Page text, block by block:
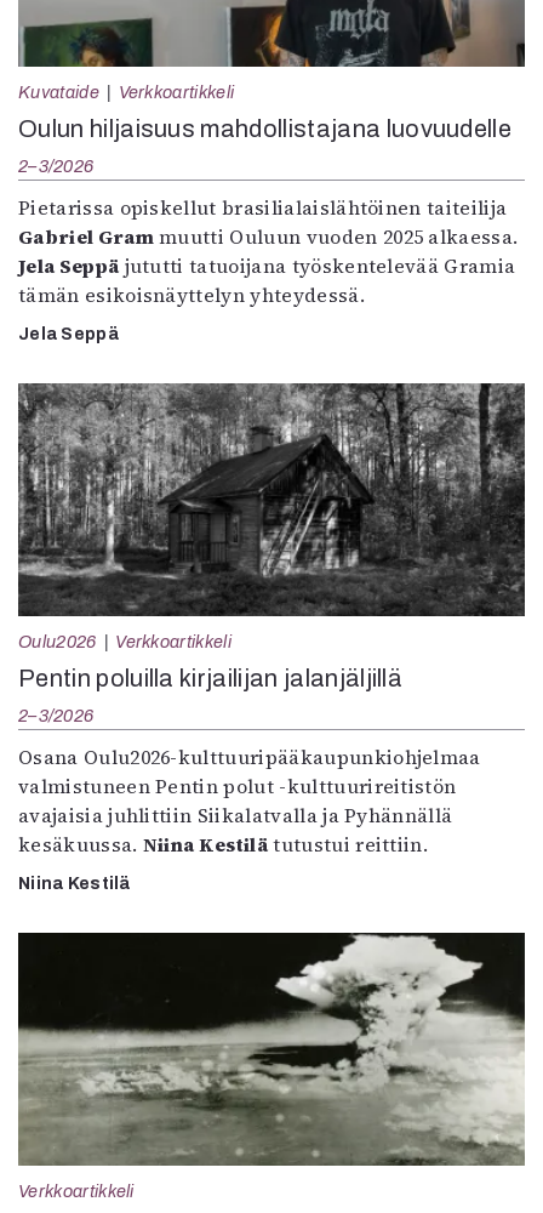
Kuvataide Verkkoartikkeli
Oulun hiljaisuus mahdollistajana luovuudelle
2–3/2026
Pietarissa opiskellut brasilialaislähtöinen taiteilija
Gabriel Grammuutti Ouluun vuoden 2025 alkaessa.
Jela Seppä jututti tatuoijana työskentelevää Gramia
tämän esikoisnäyttelyn yhteydessä.
Jela Seppä
Oulu2026 Verkkoartikkeli
Pentin poluilla kirjailijan jalanjäljillä
2–3/2026
Osana Oulu2026-kulttuuripääkaupunkiohjelmaa
valmistuneen Pentin polut -kulttuurireitistön
avajaisia juhlittiin Siikalatvalla ja Pyhännällä
kesäkuussa. Niina Kestilätutustui reittiin.
Niina Kestilä
Verkkoartikkeli